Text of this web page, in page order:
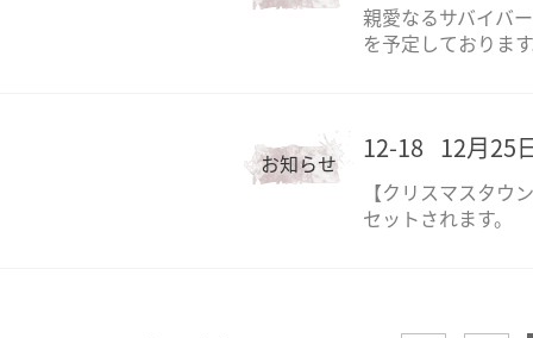
親愛なるサバイバ
を予定しておりま
お知らせ
12-18 12月25
【クリスマスタウ
セットされます。